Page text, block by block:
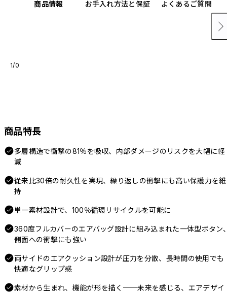
商品情報 お手入れ方法と保証 よくあるご質問
1/0
商品特長
多層構造で衝撃の81％を吸収、内部ダメージのリスクを大幅に軽
減
従来比30倍の耐久性を実現、繰り返しの衝撃にも高い保護力を維
持
単一素材設計で、100％循環リサイクルを可能に
360度フルカバーのエアバッグ設計に組み込まれた一体型ボタン
側面への衝撃にも強い
両サイドのエアクッション設計が圧力を分散、長時間の使用でも
快適なグリップ感
素材から生まれ、機能が形を描く──未来を感じる、エアデザイ